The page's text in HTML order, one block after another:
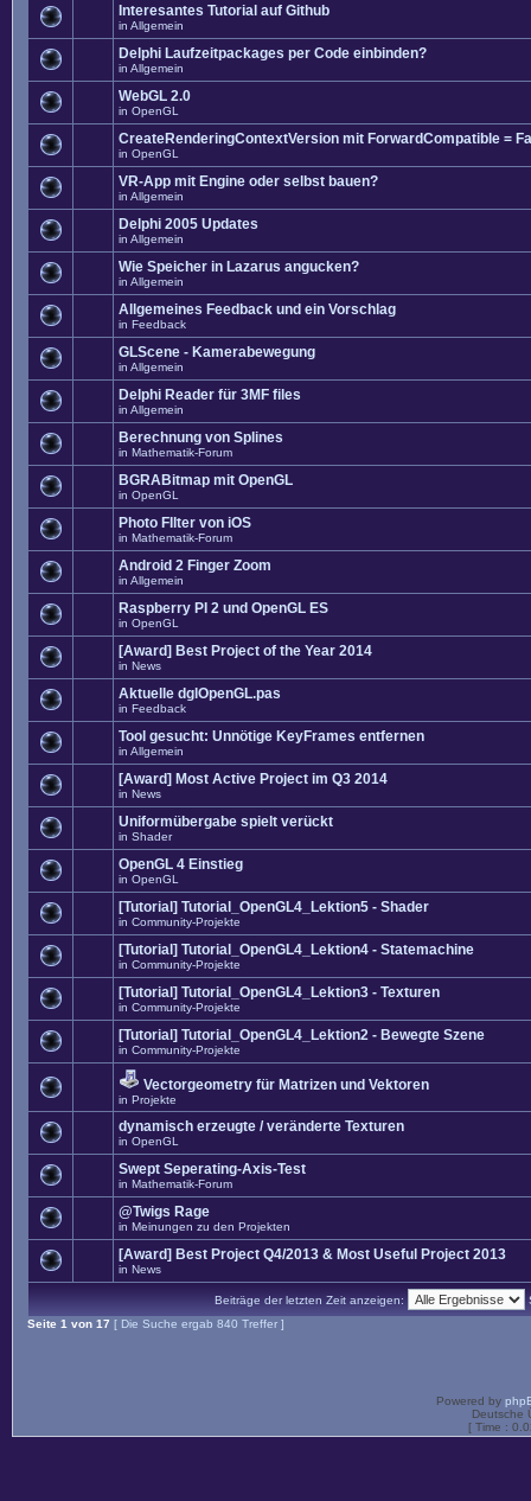
Interesantes Tutorial auf Github
in Allgemein
Delphi Laufzeitpackages per Code einbinden?
in Allgemein
WebGL 2.0
in OpenGL
CreateRenderingContextVersion mit ForwardCompatible =
in OpenGL
VR-App mit Engine oder selbst bauen?
in Allgemein
Delphi 2005 Updates
in Allgemein
Wie Speicher in Lazarus angucken?
in Allgemein
Allgemeines Feedback und ein Vorschlag
in Feedback
GLScene - Kamerabewegung
in Allgemein
Delphi Reader für 3MF files
in Allgemein
Berechnung von Splines
in Mathematik-Forum
BGRABitmap mit OpenGL
in OpenGL
Photo FIlter von iOS
in Mathematik-Forum
Android 2 Finger Zoom
in Allgemein
Raspberry PI 2 und OpenGL ES
in OpenGL
[Award] Best Project of the Year 2014
in News
Aktuelle dglOpenGL.pas
in Feedback
Tool gesucht: Unnötige KeyFrames entfernen
in Allgemein
[Award] Most Active Project im Q3 2014
in News
Uniformübergabe spielt verückt
in Shader
OpenGL 4 Einstieg
in OpenGL
[Tutorial] Tutorial_OpenGL4_Lektion5 - Shader
in Community-Projekte
[Tutorial] Tutorial_OpenGL4_Lektion4 - Statemachine
in Community-Projekte
[Tutorial] Tutorial_OpenGL4_Lektion3 - Texturen
in Community-Projekte
[Tutorial] Tutorial_OpenGL4_Lektion2 - Bewegte Szene
in Community-Projekte
Vectorgeometry für Matrizen und Vektoren
in Projekte
dynamisch erzeugte / veränderte Texturen
in OpenGL
Swept Seperating-Axis-Test
in Mathematik-Forum
@Twigs Rage
in Meinungen zu den Projekten
[Award] Best Project Q4/2013 & Most Useful Project 2013
in News
Beiträge der letzten Zeit anzeigen:
Seite 1 von 17 [ Die Suche ergab 840 Treffer ]
Powered by
Deutsche
[ Time :